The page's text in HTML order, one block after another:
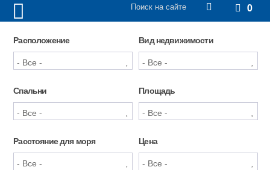
0
Расположение Вид недвижимости
Спальни Площадь
Расстояние для моря Цена